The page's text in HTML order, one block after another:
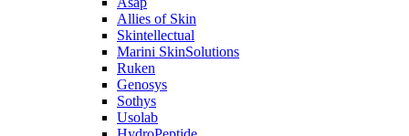
Allies of Skin
Skintellectual
Marini SkinSolutions
Ruken
Genosys
Sothys
Usolab